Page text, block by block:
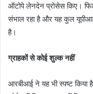
ऑटोपे लेनदेन प्रोसेस किए।
संभाल रहा है और यह कुल
है।
ग्राहकों से कोई शुल्क नहीं
आरबीआई ने यह भी स्पष्ट किया